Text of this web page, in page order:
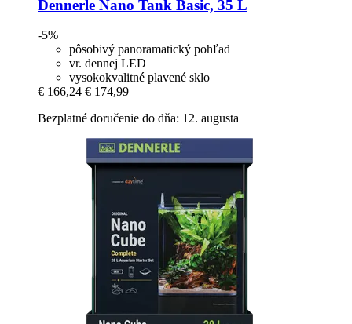
Dennerle Nano Tank Basic, 35 L
-5%
pôsobivý panoramatický pohľad
vr. dennej LED
vysokokvalitné plavené sklo
€ 166,24 € 174,99
Bezplatné doručenie do dňa: 12. augusta